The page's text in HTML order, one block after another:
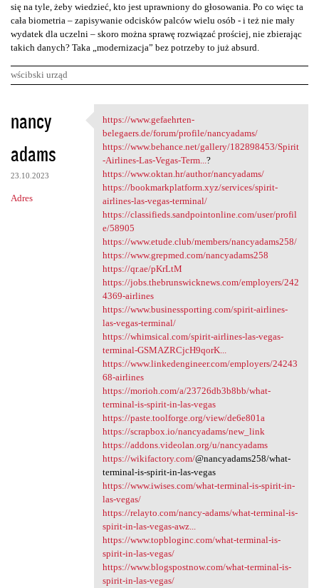
się na tyle, żeby wiedzieć, kto jest uprawniony do głosowania. Po co więc ta
cała biometria – zapisywanie odcisków palców wielu osób - i też nie mały
wydatek dla uczelni – skoro można sprawę rozwiązać prościej, nie zbierając
takich danych? Taka „modernizacja” bez potrzeby to już absurd.
wścibski urząd
K
o
m
e
n
nancy
adams
23.10.2023
Adres
https://www.gefaehrten
https://www.gefaehrten-
belegaers.de/forum/profile/nancyadams/
https://www.behance.net/gallery/182898453/Spirit
-Airlines-Las-Vegas-Term...?
https://www.oktan.hr/author/nancyadams/
https://bookmarkplatform.xyz/services/spirit-
airlines-las-vegas-terminal/
https://classifieds.sandpointonline.com/user/profil
e/58905
https://www.etude.club/members/nancyadams258/
https://www.grepmed.com/nancyadams258
https://qr.ae/pKrLtM
https://jobs.thebrunswicknews.com/employers/242
4369-airlines
https://www.businessporting.com/spirit-airlines-
las-vegas-terminal/
https://whimsical.com/spirit-airlines-las-vegas-
terminal-GSMAZRCjcH9qorK...
https://www.linkedengineer.com/employers/24243
68-airlines
https://morioh.com/a/23726db3b8bb/what-
terminal-is-spirit-in-las-vegas
https://paste.toolforge.org/view/de6e801a
https://scrapbox.io/nancyadams/new_link
https://addons.videolan.org/u/nancyadams
https://wikifactory.com/@nancyadams258/what-
terminal-is-spirit-in-las-vegas
https://www.iwises.com/what-terminal-is-spirit-in-
las-vegas/
https://relayto.com/nancy-adams/what-terminal-is-
spirit-in-las-vegas-awz...
https://www.topbloginc.com/what-terminal-is-
spirit-in-las-vegas/
https://www.blogspostnow.com/what-terminal-is-
spirit-in-las-vegas/